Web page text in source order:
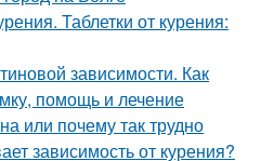
Таблетки от курения:
зависимости. Как
помощь и лечение
или почему так трудно
зависимость от курения?